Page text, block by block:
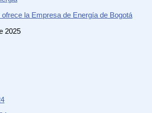
la Empresa de Energía de Bogotá
2025